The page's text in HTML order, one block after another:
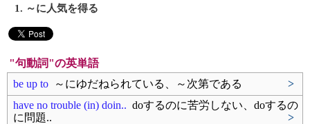
1. ～に人気を得る
"句動詞"の英単語
be up to ～にゆだねられている、～次第である
>
have no trouble (in) doin.. doするのに苦労しない、doするの
に問題..
>